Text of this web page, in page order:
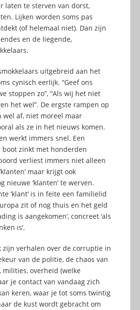
laten te sterven van dorst,
Lijken worden soms pas
(of helemaal niet). Dan zijn
en de liegende,
uitgebreid aan het
cynisch eerlijk. “Geef ons
stoppen zo”, “Als wij het niet
het wel”. De ergste rampen op
wel af, niet moreel maar
als ze in het nieuws komen.
werkt immers snel. Een
boot zinkt met honderden
verliest immers niet alleen
maar krijgt ook
nieuwe ‘klanten’ te werven.
‘klant’ is in feite een familielid
zit of nog thuis en het geld
is aangekomen’, concreet ‘als
is’.
zijn verhalen over de corruptie in
van de politie, de chaos van
milities, overheid (welke
je contact van vandaag zich
keren, waar je tot soms twintig
de kust wordt gebracht om